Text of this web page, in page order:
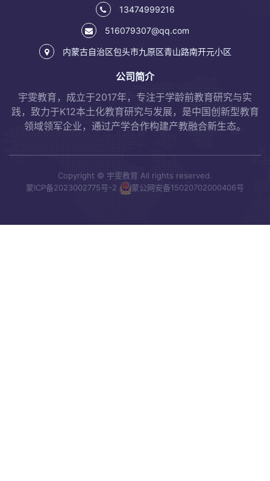
13474999216
516079307@qq.com
内蒙古自治区包头市九原区青山路南开元小区
公司简介
宇雯教育，成立于2017年，专注于学龄前教育研究与实
践，致力于K12本土化教育研究与发展，是中国创新型教育
领域领军企业，通过产学合作构建产教融合新生态。
Copyright © 宇雯教育 All rights reserved.
蒙ICP备2023002775号-2
蒙公网安备15020702000406号